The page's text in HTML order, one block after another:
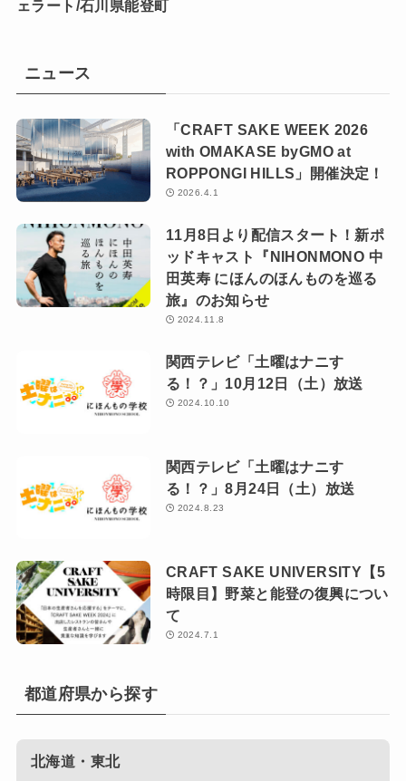
ェラート/石川県能登町
ニュース
「CRAFT SAKE WEEK 2026
with OMAKASE byGMO at
ROPPONGI HILLS」開催決定！
2026.4.1
11月8日より配信スタート！新ポ
ッドキャスト『NIHONMONO 中
田英寿 にほんのほんものを巡る
旅』のお知らせ
2024.11.8
関西テレビ「土曜はナニす
る！？」10月12日（土）放送
2024.10.10
関西テレビ「土曜はナニす
る！？」8月24日（土）放送
2024.8.23
CRAFT SAKE UNIVERSITY【5
時限目】野菜と能登の復興につい
て
2024.7.1
都道府県から探す
北海道・東北